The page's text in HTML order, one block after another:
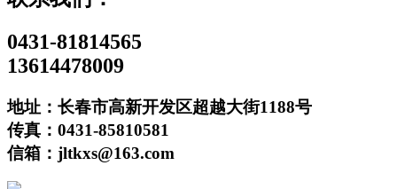
0431-81814565
13614478009
地址：长春市高新开发区超越大街1188号
传真：0431-85810581
信箱：jltkxs@163.com